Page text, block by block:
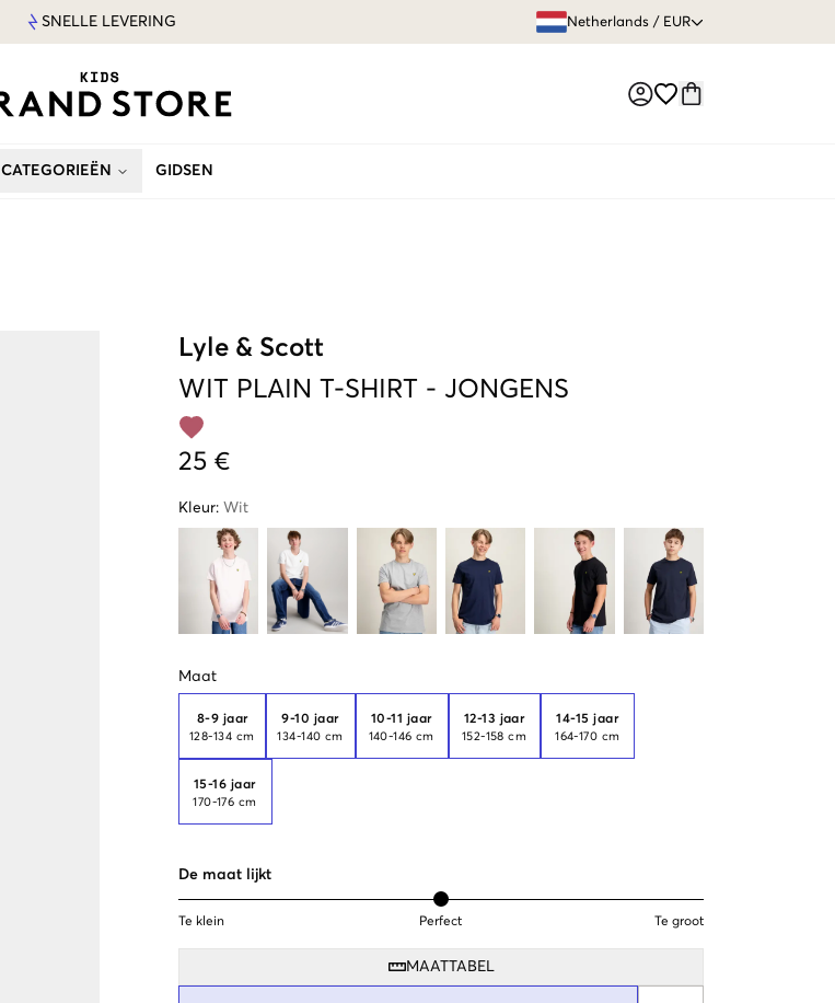
SNELLE LEVERING Netherlands / EUR
CATEGORIEËN GIDSEN
Lyle & Scott
WIT PLAIN T-SHIRT - JONGENS
25 €
Kleur: Wit
Maat
8-9 jaar
128-134 cm
9-10 jaar
134-140 cm
10-11 jaar
140-146 cm
12-13 jaar
152-158 cm
14-15 jaar
164-170 cm
15-16 jaar
170-176 cm
De maat lijkt
Te klein Perfect Te groot
MAATTABEL